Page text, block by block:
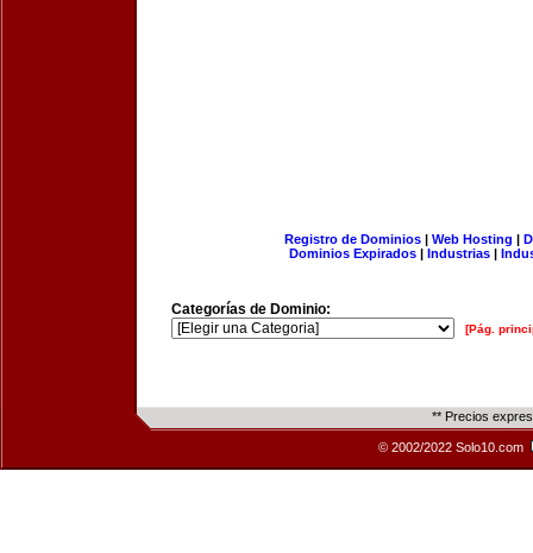
Registro de Dominios| Web Hosting |
Dominios Expirados | Industrias |
Categorías de Dominio:
[Pág.
** Precios
© 2002/2022 Solo10.com